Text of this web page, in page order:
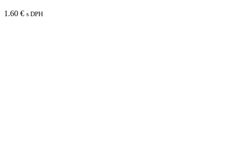
1.60 € s DPH